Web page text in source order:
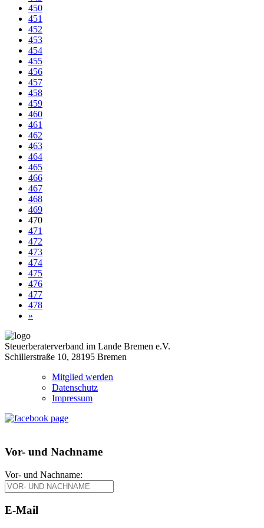
450
451
452
453
454
455
456
457
458
459
460
461
462
463
464
465
466
467
468
469
470
471
472
473
474
475
476
477
478
»
Steuerberaterverband im Lande Bremen e.V.
Schillerstraße 10, 28195 Bremen
Mitglied werden
Datenschutz
Impressum
Vor- und Nachname
Vor- und Nachname:
E-Mail